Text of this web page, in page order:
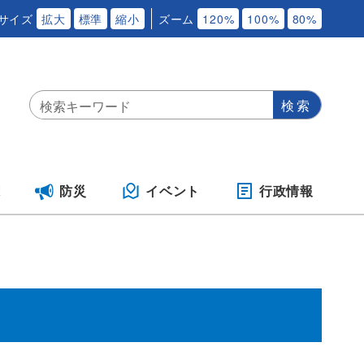
イズ 拡大 標準 縮小 ズーム 120% 100% 80%
防災 イベント 行政情報